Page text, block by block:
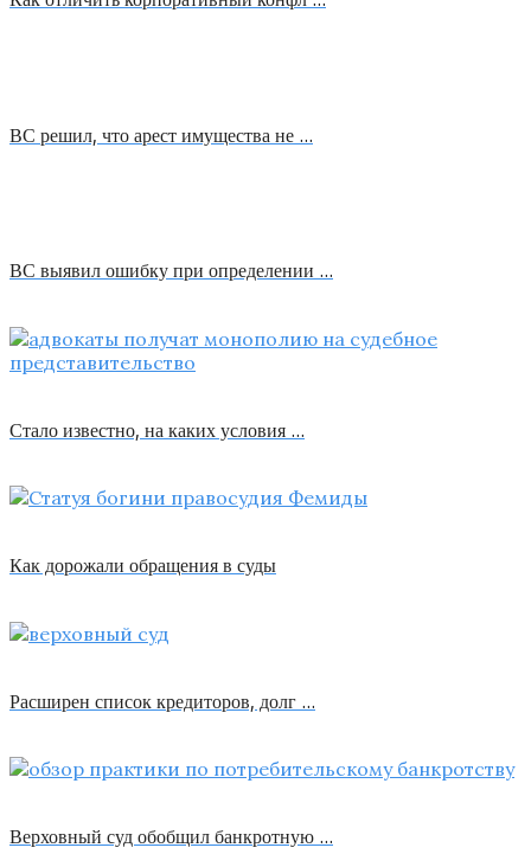
ВС решил, что арест имущества не …
ВС выявил ошибку при определении …
Стало известно, на каких условия …
Как дорожали обращения в суды
Расширен список кредиторов, долг …
Верховный суд обобщил банкротную …